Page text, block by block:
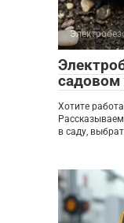
садовом
Хотите
в саду,